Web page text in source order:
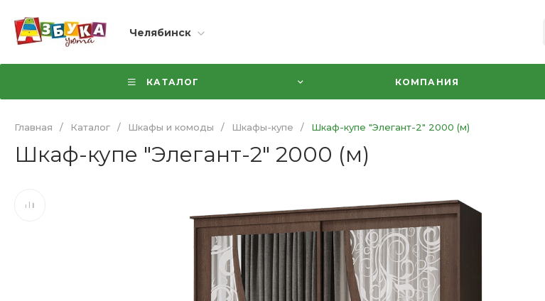
Челябинск
КАТАЛОГ КОМПАНИЯ
Главная / Каталог / Шкафы и комоды / Шкафы-купе / Шкаф-купе "Элегант-2" 2000 (м)
Шкаф-купе "Элегант-2" 2000 (м)